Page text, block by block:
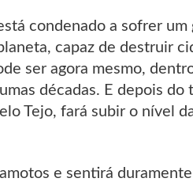
condenado a sofrer
capaz de destruir
ser agora mesmo,
décadas. E depois
Tejo, fará subir o nível
e sentirá